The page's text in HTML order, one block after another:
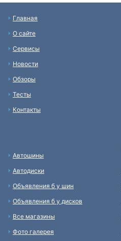
Главная
О сайте
Сервисы
Новости
Обзоры
Тесты
Контакты
Автошины
Автодиски
Объявления б у шин
Объявления б у дисков
Все магазины
Фото галерея